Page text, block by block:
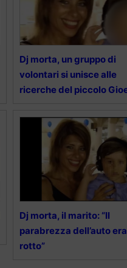
Dj morta, un gruppo di
volontari si unisce alle
ricerche del piccolo
Dj morta, il marito: “Il
parabrezza dell’auto
rotto”